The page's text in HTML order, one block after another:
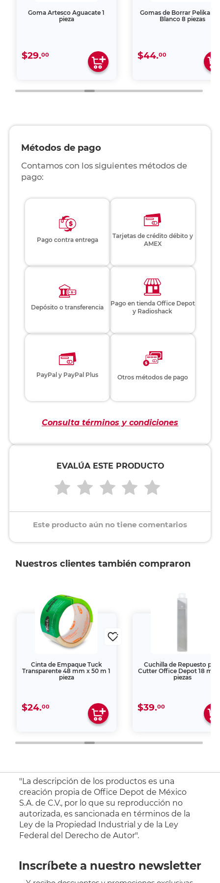
Goma Artesco Aguacate 1
pieza
$29.00
Gomas de Borrar Pelikan
Blanco 8 piezas
$44.00
Métodos de pago
Contamos con los siguientes métodos de
pago:
Pago contra entrega
Tarjetas de crédito débito y
AMEX
Depósito o transferencia
Pago en tienda Office Depot
y Radioshack
PayPal y PayPal Plus Otros métodos de pago
Consulta términos y condiciones
EVALÚA ESTE PRODUCTO
Este producto aún no tiene comentarios
Nuestros clientes también compraron
Cinta de Empaque Tuck
Transparente 48 mm x 50 m 1
pieza
$24.00
Cuchilla de Repuesto
Cutter Office Depot 18 mm
piezas
$39.00
"La descripción de los productos es una
creación propia de Office Depot de México
S.A. de C.V., por lo que su reproducción no
autorizada, es sancionada en términos de la
Ley de la Propiedad Industrial y de la Ley
Federal del Derecho de Autor".
Inscríbete a nuestro newsletter